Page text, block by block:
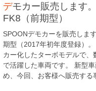
デモカー販売します。CIVIC
FK8（前期型）
SPOONデモカーを販売しま
期型（2017年初年度登録）
カー化したターボモデルで、
で活躍した車両です。 新型
め、今回、お客様へ販売す